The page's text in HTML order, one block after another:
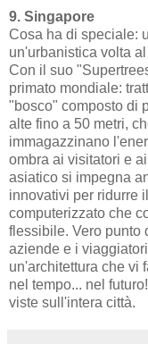
9. Singapore
Cosa ha di speciale:
un'urbanistica volta
Con il suo
primato mondiale:
"bosco" composto di
alte fino a 50 metri,
immagazzinano
ombra ai visitatori e
asiatico si impegna
innovativi per ridurre
computerizzato che
flessibile. Vero punto
aziende e i
un'architettura che vi
nel tempo... nel
viste sull'intera città.